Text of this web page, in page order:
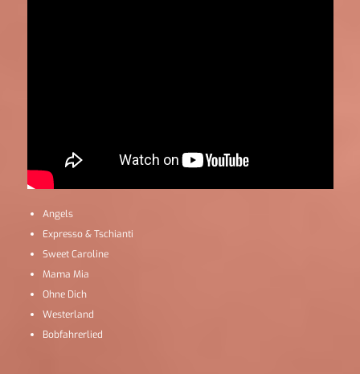
Angels
Expresso & Tschianti
Sweet Caroline
Mama Mia
Ohne Dich
Westerland
Bobfahrerlied